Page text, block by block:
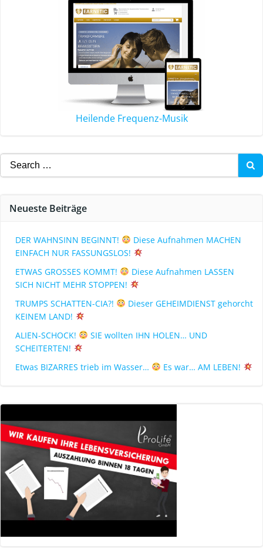
Heilende Frequenz-Musik
Neueste Beiträge
DER WAHNSINN BEGINNT!
Diese Aufnahmen MACHEN
EINFACH NUR FASSUNGSLOS!
ETWAS GROSSES KOMMT!
Diese Aufnahmen LASSEN
SICH NICHT MEHR STOPPEN!
TRUMPS SCHATTEN-CIA?!
Dieser GEHEIMDIENST gehorcht
KEINEM LAND!
ALIEN-SCHOCK!
SIE wollten IHN HOLEN… UND
SCHEITERTEN!
Etwas BIZARRES trieb im Wasser…
Es war… AM LEBEN!